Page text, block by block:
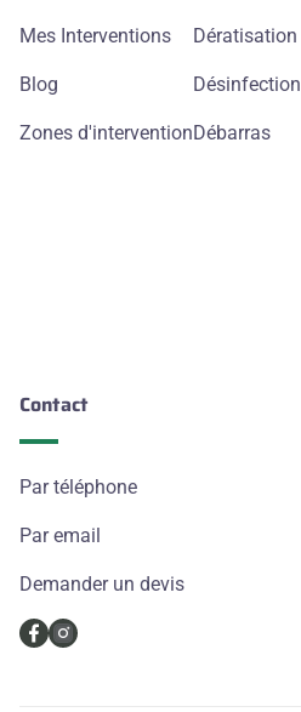
Mes Interventions
Blog
Zones d'intervention
Dératisation
Désinfection
Débarras
Contact
Par téléphone
Par email
Demander un devis